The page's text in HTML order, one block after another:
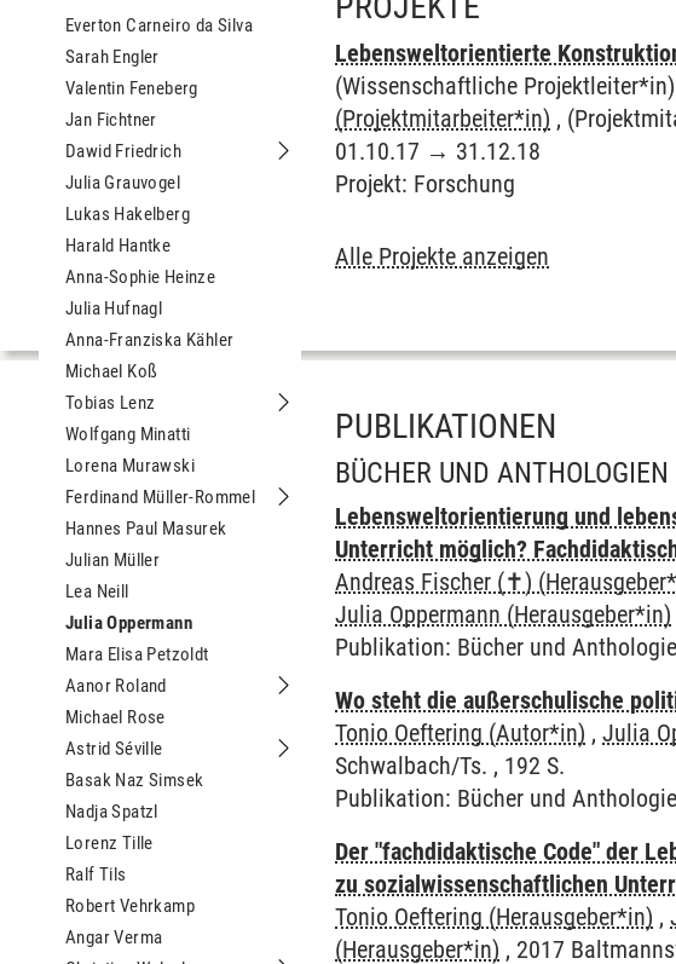
Everton Carneiro da Silva
Sarah Engler
Valentin Feneberg
Jan Fichtner
Dawid Friedrich
Untermenu Dawid Friedrich
Julia Grauvogel
Lukas Hakelberg
Harald Hantke
Anna-Sophie Heinze
Julia Hufnagl
Anna-Franziska Kähler
Michael Koß
Tobias Lenz
Untermenu Tobias Lenz
Wolfgang Minatti
Lorena Murawski
Ferdinand Müller-Rommel
Untermenu Ferdinand Müller-Rommel
Hannes Paul Masurek
Julian Müller
Lea Neill
Julia Oppermann
Mara Elisa Petzoldt
Aanor Roland
Untermenu Aanor Roland
Michael Rose
Astrid Séville
Untermenu Astrid Séville
Basak Naz Simsek
Nadja Spatzl
Lorenz Tille
Ralf Tils
Robert Vehrkamp
Angar Verma
Lebensweltorientierte
(Wissenschaftliche
(Projektmitarbeiter*in) ,
01.10.17 → 31.12.18
Projekt: Forschung
Alle Projekte anzeigen
PUBLIKATIONEN
BÜCHER UND ANTHOLOGIEN
Lebensweltorientierung und
Unterricht möglich?
Andreas Fischer (✝)
Julia Oppermann (Herausgeber*in)
Publikation: Bücher und
Wo steht die außerschulische
Tonio Oeftering (Autor*in) ,Julia
Schwalbach/Ts. , 192 S.
Publikation: Bücher und
Der "fachdidaktische Code" der
zu sozialwissenschaftlichen
Tonio Oeftering (Herausgeber*in) ,
(Herausgeber*in) , 2017